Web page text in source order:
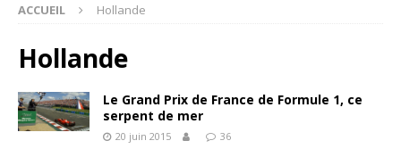
ACCUEIL Hollande
Hollande
Le Grand Prix de France de Formule 1, ce
serpent de mer
20 juin 2015 36